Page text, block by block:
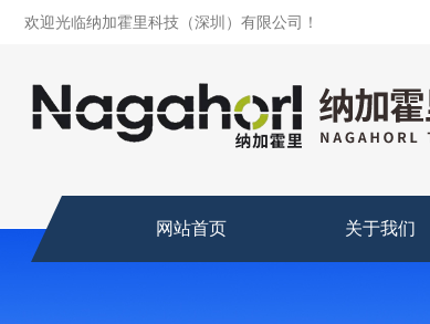
欢迎光临纳加霍里科技（深圳）有限公司！
网站首页 关于我们